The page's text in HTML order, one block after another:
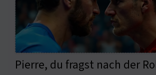
Pierre, du fragst nach der